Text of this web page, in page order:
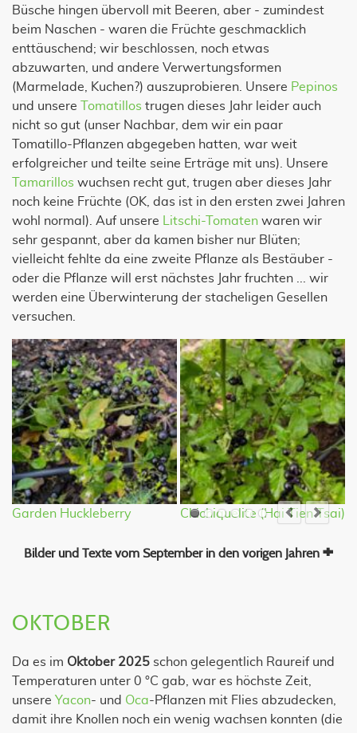
Büsche hingen übervoll mit Beeren, aber - zumindest
beim Naschen - waren die Früchte geschmacklich
enttäuschend; wir beschlossen, noch etwas
abzuwarten, und andere Verwertungsformen
(Marmelade, Kuchen?) auszuprobieren. Unsere Pepinos
und unsere
Tomatillos trugen dieses Jahr leider auch
nicht so gut (unser Nachbar, dem wir ein paar
Tomatillo-Pflanzen abgegeben hatten, war weit
erfolgreicher und teilte seine Erträge mit uns). Unsere
Tamarillos wuchsen recht gut, trugen aber dieses Jahr
noch keine Früchte (OK, das ist in den ersten zwei Jahren
wohl normal). Auf unsere
Litschi-Tomaten waren wir
sehr gespannt, aber da kamen bisher nur Blüten;
vielleicht fehlte da eine zweite Pflanze als Bestäuber -
oder die Pflanze will erst nächstes Jahr fruchten ... wir
werden eine Überwinterung der stacheligen Gesellen
versuchen.
Garden Huckleberry Chichiquelite (Hai Tien Tsai)
Bilder und Texte vom September in den vorigen Jahren
OKTOBER
Da es im Oktober 2025 schon gelegentlich Raureif und
Temperaturen unter 0 °C gab, war es höchste Zeit,
unsere Yacon- und Oca-Pflanzen mit Flies abzudecken,
damit ihre Knollen noch ein wenig wachsen konnten (die